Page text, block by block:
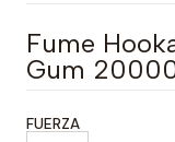
Fume
Gum
FUERZA